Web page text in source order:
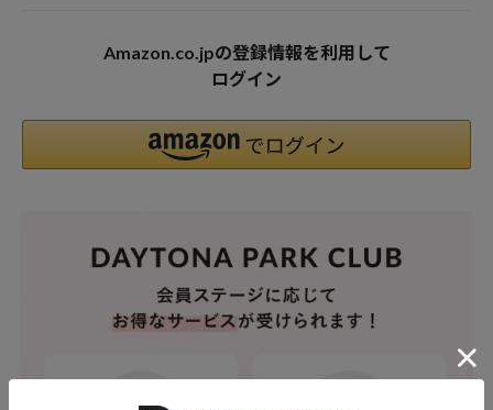
Amazon.co.jpの登録情報を利用して
ログイン